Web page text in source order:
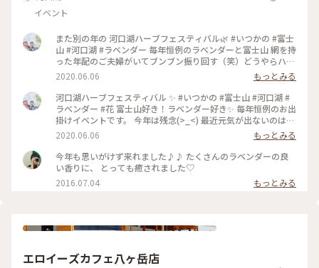
イベント
また別の年の 河口湖ハーブフェスティバル🌿 #いつかの #富士
山 #河口湖 #ラベンダー 毎年恒例のラベンダーと富士山 網を持
った年配のご夫婦がいてブンブン振り回す（笑）どうやらハチ
🐝を捕獲しているようでした。行く度に『今年も会えるか
な〜⁉︎』と ちょっと楽しみ☺️
2020.06.06
もっとみる
河口湖ハーブフェスティバル ✨ #いつかの #富士山 #河口湖 #
ラベンダー #花 富士山好き！ラベンダー好き✨ 毎年恒例のお出
掛けイベントです。 今年は残念(>_<) 最近元気が出ないのは
富士山を見てないからかも？と 懐かしい写真を眺めています。
2020.06.06
もっとみる
今年も思いがけず来れました♪♪ たくさんのラベンダーの良
い香りに、 とっても癒されました♡
2016.07.04
もっとみる
エロイーズカフェ八ヶ岳店